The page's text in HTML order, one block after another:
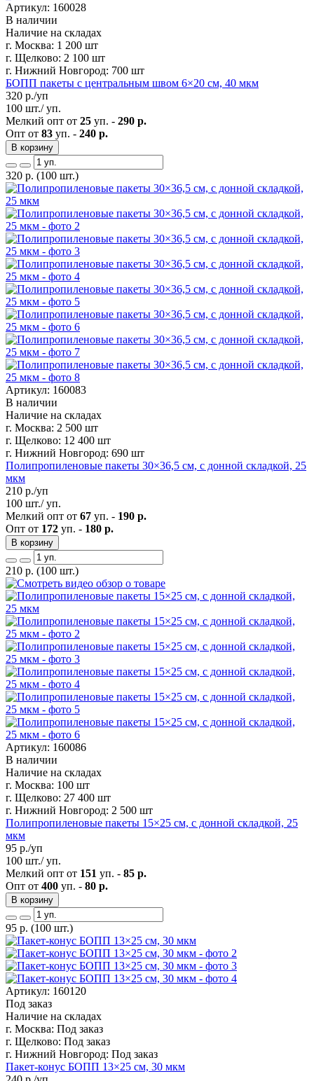
Артикул: 160028
В наличии
Наличие на складах
г. Москва: 1 200 шт
г. Щелково: 2 100 шт
г. Нижний Новгород: 700 шт
БОПП пакеты с центральным швом 6×20 см, 40 мкм
320 р./уп
100 шт./ уп.
Мелкий опт от 25 уп. - 290 р.
Опт от 83 уп. - 240 р.
В корзину
320 р. (100 шт.)
Артикул: 160083
В наличии
Наличие на складах
г. Москва: 2 500 шт
г. Щелково: 12 400 шт
г. Нижний Новгород: 690 шт
Полипропиленовые пакеты 30×36,5 см, с донной складкой, 25
мкм
210 р./уп
100 шт./ уп.
Мелкий опт от 67 уп. - 190 р.
Опт от 172 уп. - 180 р.
В корзину
210 р. (100 шт.)
Артикул: 160086
В наличии
Наличие на складах
г. Москва: 100 шт
г. Щелково: 27 400 шт
г. Нижний Новгород: 2 500 шт
Полипропиленовые пакеты 15×25 см, с донной складкой, 25
мкм
95 р./уп
100 шт./ уп.
Мелкий опт от 151 уп. - 85 р.
Опт от 400 уп. - 80 р.
В корзину
95 р. (100 шт.)
Артикул: 160120
Под заказ
Наличие на складах
г. Москва: Под заказ
г. Щелково: Под заказ
г. Нижний Новгород: Под заказ
Пакет-конус БОПП 13×25 см, 30 мкм